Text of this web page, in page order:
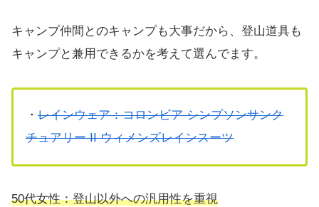
キャンプ仲間とのキャンプも大事だから、登山道具も
キャンプと兼用できるかを考えて選んでます。
・ レインウェア：コロンビア シンプソンサンク
チュアリー II ウィメンズレインスーツ
50代女性：登山以外への汎用性を重視